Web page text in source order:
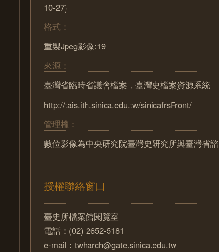
10-27)
格式：
重製Jpeg影像:19
來源：
臺灣省臨時省議會檔案，臺灣史檔案資源系統
http://tais.ith.sinica.edu.tw/sinicafrsFront/
管理權：
數位影像為中央研究院臺灣史研究所與臺灣省
授權聯絡窗口
臺史所檔案館閱覽室
電話：(02) 2652-5181
e-mail：twharch@gate.sinica.edu.tw